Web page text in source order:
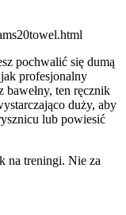
pochwalić się dumą
profesjonalny
ten ręcznik
duży, aby
lub powiesić
na treningi. Nie za